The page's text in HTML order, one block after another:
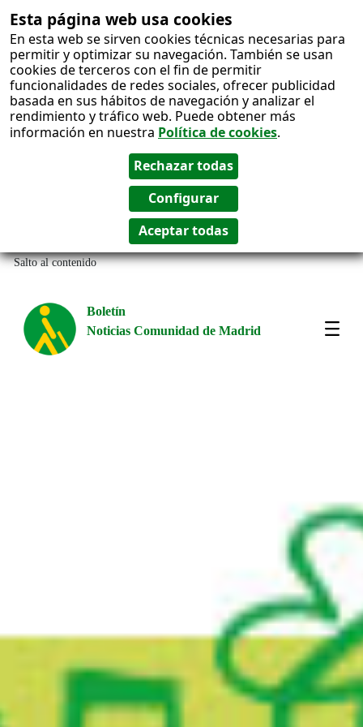
Esta página web usa cookies
En esta web se sirven cookies técnicas necesarias para
permitir y optimizar su navegación. También se usan
cookies de terceros con el fin de permitir
funcionalidades de redes sociales, ofrecer publicidad
basada en sus hábitos de navegación y analizar el
rendimiento y tráfico web. Puede obtener más
información en nuestra Política de cookies.
Salto al contenido
Boletín
Noticias Comunidad de Madrid